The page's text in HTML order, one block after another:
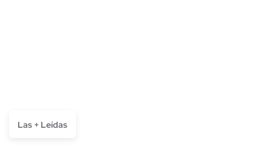
Las + Leídas